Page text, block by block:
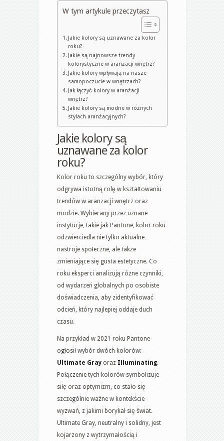
W tym artykule przeczytasz
Jakie kolory są uznawane za kolor
roku?
Jakie są najnowsze trendy
kolorystyczne w aranżacji wnętrz?
Jakie kolory wpływają na nasze
samopoczucie w wnętrzach?
Jak łączyć kolory w aranżacji
wnętrz?
Jakie kolory są modne w różnych
stylach aranżacyjnych?
Jakie kolory są
uznawane za kolor
roku?
Kolor roku to szczególny wybór, który
odgrywa istotną rolę w kształtowaniu
trendów w aranżacji wnętrz oraz
modzie. Wybierany przez uznane
instytucje, takie jak Pantone, kolor roku
odzwierciedla nie tylko aktualne
nastroje społeczne, ale także
zmieniające się gusta estetyczne. Co
roku eksperci analizują różne czynniki,
od wydarzeń globalnych po osobiste
doświadczenia, aby zidentyfikować
odcień, który najlepiej oddaje duch
czasu.
Na przykład w 2021 roku Pantone
ogłosił wybór dwóch kolorów:
Ultimate Gray oraz Illuminating.
Połączenie tych kolorów symbolizuje
siłę oraz optymizm, co stało się
szczególnie ważne w kontekście
wyzwań, z jakimi borykał się świat.
Ultimate Gray, neutralny i solidny, jest
kojarzony z wytrzymałością i